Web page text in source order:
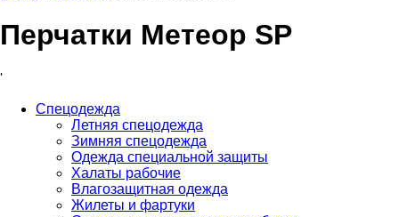
Перчатки Метеор SP
'
Спецодежда
Летняя спецодежда
Зимняя спецодежда
Одежда специальной защиты
Халаты рабочие
Влагозащитная одежда
Жилеты и фартуки